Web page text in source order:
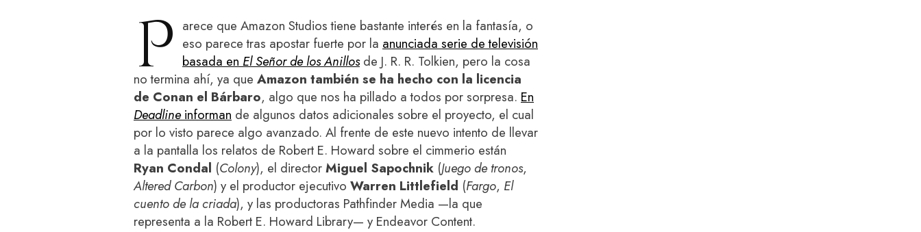
P arece que Amazon Studios tiene bastante interés en la fantasía, o
eso parece tras apostar fuerte por la anunciada serie de televisión
basada en El Señor de los Anillosde J. R. R. Tolkien, pero la cosa
no termina ahí, ya que Amazon también se ha hecho con la licencia
de Conan el Bárbaro, algo que nos ha pillado a todos por sorpresa. En
Deadlineinforman de algunos datos adicionales sobre el proyecto, el cual
por lo visto parece algo avanzado. Al frente de este nuevo intento de llevar
a la pantalla los relatos de Robert E. Howard sobre el cimmerio están
Ryan Condal (Colony), el directorMiguel Sapochnik (Juego de tronos,
Altered Carbon) y el productor ejecutivo Warren Littlefield (Fargo, El
cuento de la criada), y las productoras Pathfinder Media —la que
representa a la Robert E. Howard Library— y Endeavor Content.